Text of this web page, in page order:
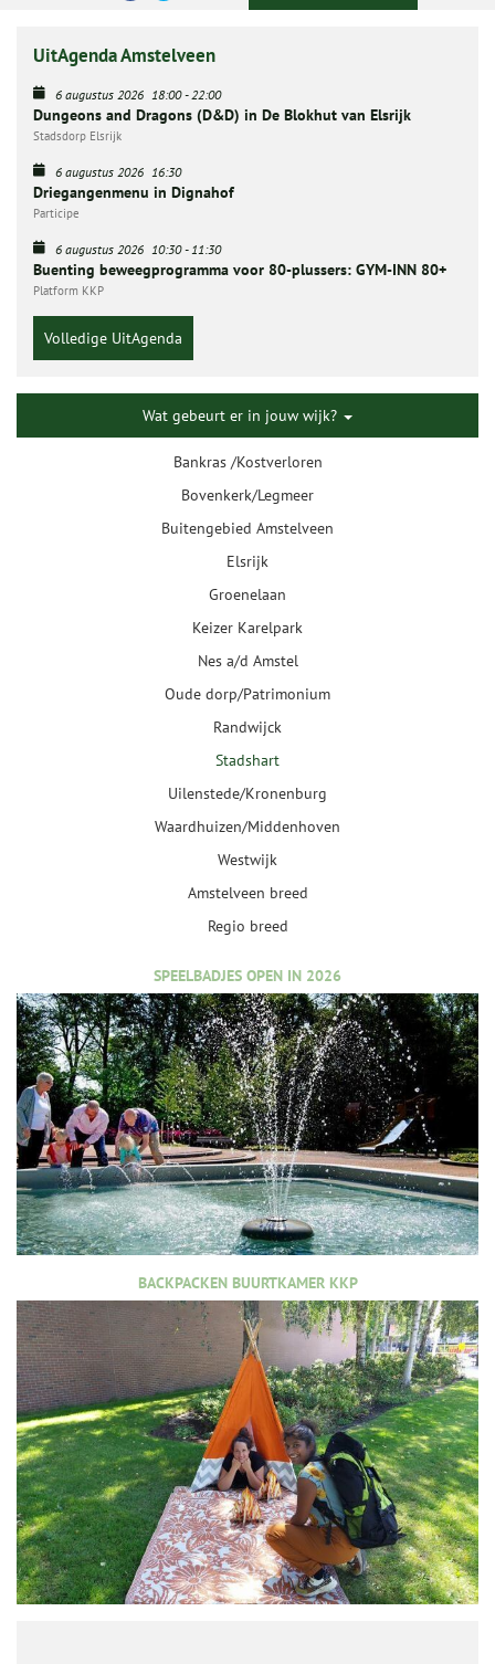
UitAgenda Amstelveen
6 augustus 2026 18:00-22:00
Dungeons and Dragons (D&D) in De Blokhut van Elsrijk
Stadsdorp Elsrijk
6 augustus 2026 16:30
Driegangenmenu in Dignahof
Participe
6 augustus 2026 10:30-11:30
Buenting beweegprogramma voor 80-plussers: GYM-INN 80+
Platform KKP
Volledige UitAgenda
Wat gebeurt er in jouw wijk?
Bankras /Kostverloren
Bovenkerk/Legmeer
Buitengebied Amstelveen
Elsrijk
Groenelaan
Keizer Karelpark
Nes a/d Amstel
Oude dorp/Patrimonium
Randwijck
Stadshart
Uilenstede/Kronenburg
Waardhuizen/Middenhoven
Westwijk
Amstelveen breed
Regio breed
SPEELBADJES OPEN IN 2026
BACKPACKEN BUURTKAMER KKP